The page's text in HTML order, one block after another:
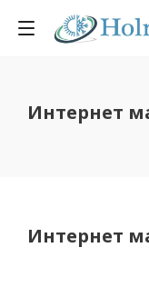
Интернет
Интернет